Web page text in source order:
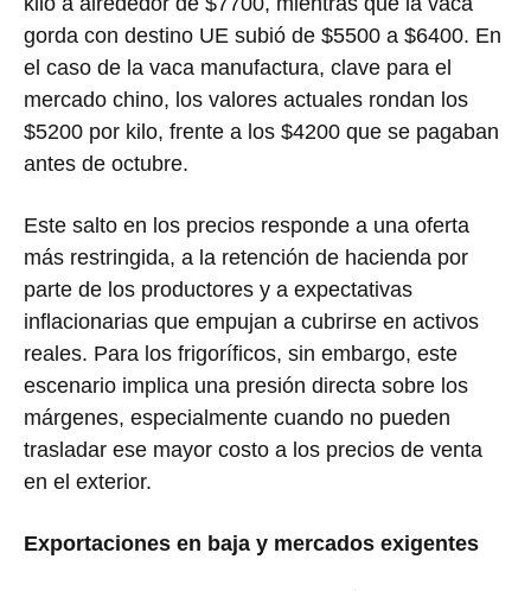
gorda con destino UE subió de $5500 a $6400. En
el caso de la vaca manufactura, clave para el
mercado chino, los valores actuales rondan los
$5200 por kilo, frente a los $4200 que se pagaban
antes de octubre.
Este salto en los precios responde a una oferta
más restringida, a la retención de hacienda por
parte de los productores y a expectativas
inflacionarias que empujan a cubrirse en activos
reales. Para los frigoríficos, sin embargo, este
escenario implica una presión directa sobre los
márgenes, especialmente cuando no pueden
trasladar ese mayor costo a los precios de venta
en el exterior.
Exportaciones en baja y mercados exigentes